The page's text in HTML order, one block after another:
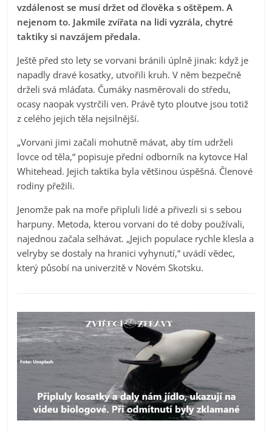
vzdálenost se musí držet od člověka s oštěpem. A
nejenom to. Jakmile zvířata na lidi vyzrála, chytré
taktiky si navzájem předala.
Ještě před sto lety se vorvani bránili úplně jinak: když je
napadly dravé kosatky, utvořili kruh. V něm bezpečně
drželi svá mláďata. Čumáky nasměrovali do středu,
ocasy naopak vystrčili ven. Právě tyto ploutve jsou totiž
z celého jejich těla nejsilnější.
„Vorvani jimi začali mohutně mávat, aby tím udrželi
lovce od těla,“ popisuje přední odborník na kytovce Hal
Whitehead. Jejich taktika byla většinou úspěšná. Členové
rodiny přežili.
Jenomže pak na moře připluli lidé a přivezli si s sebou
harpuny. Metoda, kterou vorvani do té doby používali,
najednou začala selhávat. „Jejich populace rychle klesla a
velryby se dostaly na hranici vyhynutí,“ uvádí vědec,
který působí na univerzitě v Novém Skotsku.